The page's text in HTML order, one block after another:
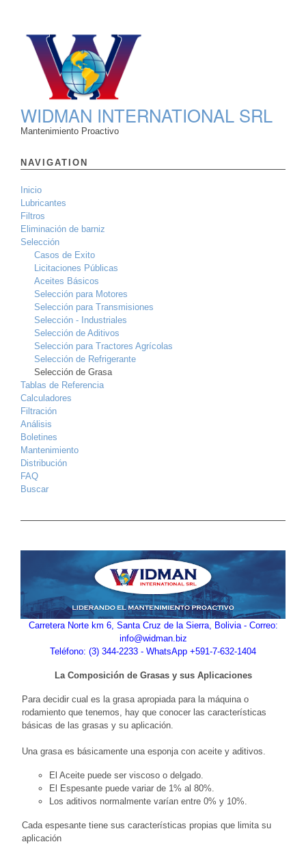
WIDMAN INTERNATIONAL SRL
Mantenimiento Proactivo
NAVIGATION
Inicio
Lubricantes
Filtros
Eliminación de barniz
Selección
Casos de Exito
Licitaciones Públicas
Aceites Básicos
Selección para Motores
Selección para Transmisiones
Selección - Industriales
Selección de Aditivos
Selección para Tractores Agrícolas
Selección de Refrigerante
Selección de Grasa
Tablas de Referencia
Calculadores
Filtración
Análisis
Boletines
Mantenimiento
Distribución
FAQ
Buscar
Carretera Norte km 6, Santa Cruz de la Sierra, Bolivia - Correo:
info@widman.biz
Teléfono: (3) 344-2233 - WhatsApp +591-7-632-1404
La Composición de Grasas y sus Aplicaciones
Para decidir cual es la grasa apropiada para la máquina o
rodamiento que tenemos, hay que conocer las características
básicas de las grasas y su aplicación.
Una grasa es básicamente una esponja con aceite y aditivos.
El Aceite puede ser viscoso o delgado.
El Espesante puede variar de 1% al 80%.
Los aditivos normalmente varían entre 0% y 10%.
Cada espesante tiene sus características propias que limita su
aplicación